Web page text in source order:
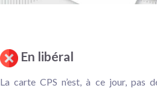
En libéral
La carte CPS n’est, à ce jour, pas